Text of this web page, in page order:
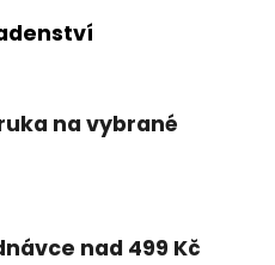
na vybrané
nad 499 Kč